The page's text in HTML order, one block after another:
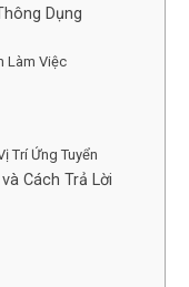
Dụng
Làm Việc
Trí Ứng Tuyển
Cách Trả Lời